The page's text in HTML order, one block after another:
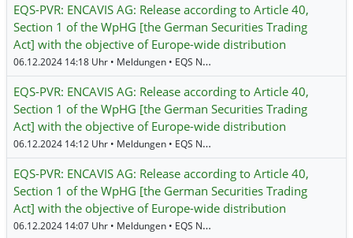
EQS-PVR: ENCAVIS AG: Release according to Article 40,
Section 1 of the WpHG [the German Securities Trading
Act] with the objective of Europe-wide distribution
06.12.2024 14:18 Uhr • Meldungen • EQS News •
EQS-PVR: ENCAVIS AG: Release according to Article 40,
Section 1 of the WpHG [the German Securities Trading
Act] with the objective of Europe-wide distribution
06.12.2024 14:12 Uhr • Meldungen • EQS News •
EQS-PVR: ENCAVIS AG: Release according to Article 40,
Section 1 of the WpHG [the German Securities Trading
Act] with the objective of Europe-wide distribution
06.12.2024 14:07 Uhr • Meldungen • EQS News •